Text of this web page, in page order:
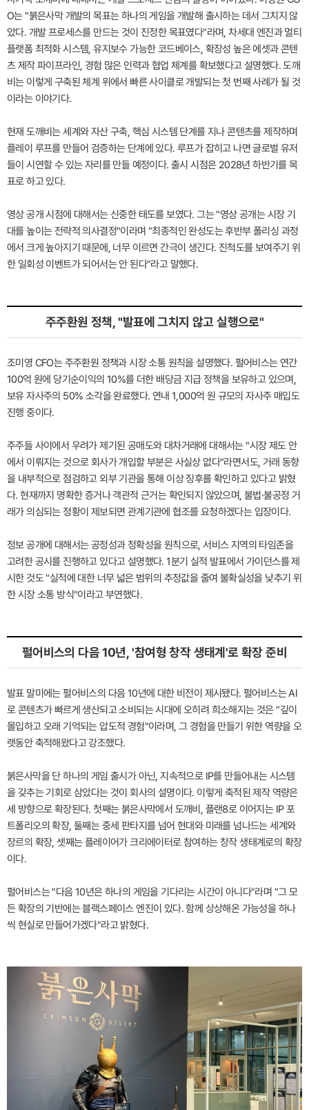
O는 "붉은사막 개발의 목표는 하나의 게임을 개발해 출시하는 데서 그치지 않
았다. 개발 프로세스를 만드는 것이 진정한 목표였다"라며, 차세대 엔진과 멀티
플랫폼 최적화 시스템, 유지보수 가능한 코드베이스, 확장성 높은 에셋과 콘텐
츠 제작 파이프라인, 경험 많은 인력과 협업 체계를 확보했다고 설명했다. 도깨
비는 이렇게 구축된 체계 위에서 빠른 사이클로 개발되는 첫 번째 사례가 될 것
이라는 이야기다.
현재 도깨비는 세계와 자산 구축, 핵심 시스템 단계를 지나 콘텐츠를 제작하며
플레이 루프를 만들어 검증하는 단계에 있다. 루프가 잡히고 나면 글로벌 유저
들이 시연할 수 있는 자리를 만들 예정이다. 출시 시점은 2028년 하반기를 목
표로 하고 있다.
영상 공개 시점에 대해서는 신중한 태도를 보였다. 그는 "영상 공개는 시장 기
대를 높이는 전략적 의사결정"이라며 "최종적인 완성도는 후반부 폴리싱 과정
에서 크게 높아지기 때문에, 너무 이르면 간극이 생긴다. 진척도를 보여주기 위
한 일회성 이벤트가 되어서는 안 된다"라고 말했다.
주주환원 정책, "발표에 그치지 않고 실행으로"
조미영 CFO는 주주환원 정책과 시장 소통 원칙을 설명했다. 펄어비스는 연간
100억 원에 당기순이익의 10%를 더한 배당금 지급 정책을 보유하고 있으며,
보유 자사주의 50% 소각을 완료했다. 연내 1,000억 원 규모의 자사주 매입도
진행 중이다.
주주들 사이에서 우려가 제기된 공매도와 대차거래에 대해서는 "시장 제도 안
에서 이뤄지는 것으로 회사가 개입할 부분은 사실상 없다"라면서도, 거래 동향
을 내부적으로 점검하고 외부 기관을 통해 이상 징후를 확인하고 있다고 밝혔
다. 현재까지 명확한 증거나 객관적 근거는 확인되지 않았으며, 불법·불공정 거
래가 의심되는 정황이 제보되면 관계기관에 협조를 요청하겠다는 입장이다.
정보 공개에 대해서는 공정성과 정확성을 원칙으로, 서비스 지역의 타임존을
고려한 공시를 진행하고 있다고 설명했다. 1분기 실적 발표에서 가이던스를 제
시한 것도 "실적에 대한 너무 넓은 범위의 추정값을 줄여 불확실성을 낮추기 위
한 시장 소통 방식"이라고 부연했다.
펄어비스의 다음 10년, '참여형 창작 생태계'로 확장 준비
발표 말미에는 펄어비스의 다음 10년에 대한 비전이 제시됐다. 펄어비스는 AI
로 콘텐츠가 빠르게 생산되고 소비되는 시대에 오히려 희소해지는 것은 "깊이
몰입하고 오래 기억되는 압도적 경험"이라며, 그 경험을 만들기 위한 역량을 오
랫동안 축적해왔다고 강조했다.
붉은사막을 단 하나의 게임 출시가 아닌, 지속적으로 IP를 만들어내는 시스템
을 갖추는 기회로 삼았다는 것이 회사의 설명이다. 이렇게 축적된 제작 역량은
세 방향으로 확장된다. 첫째는 붉은사막에서 도깨비, 플랜8로 이어지는 IP 포
트폴리오의 확장, 둘째는 중세 판타지를 넘어 현대와 미래를 넘나드는 세계와
장르의 확장, 셋째는 플레이어가 크리에이터로 참여하는 창작 생태계로의 확장
이다.
펄어비스는 "다음 10년은 하나의 게임을 기다리는 시간이 아니다"라며 "그 모
든 확장의 기반에는 블랙스페이스 엔진이 있다. 함께 상상해온 가능성을 하나
씩 현실로 만들어가겠다"라고 밝혔다.